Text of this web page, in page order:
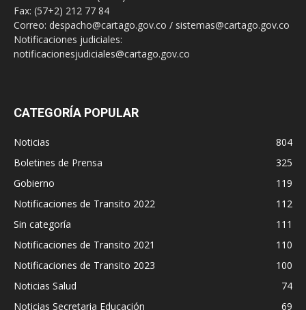
Fax: (57+2) 212 77 84
Correo: despacho@cartago.gov.co / sistemas@cartago.gov.co
Notificaciones judiciales:
notificacionesjudiciales@cartago.gov.co
CATEGORÍA POPULAR
Noticias
804
Boletines de Prensa
325
Gobierno
119
Notificaciones de Transito 2022
112
Sin categoría
111
Notificaciones de Transito 2021
110
Notificaciones de Transito 2023
100
Noticias Salud
74
Noticias Secretaria Educación
69